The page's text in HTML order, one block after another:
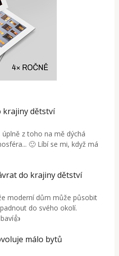
krajiny dětství
z toho na mě dýchá
🙂 Líbí se mi, když má
do krajiny dětství
moderní dům může působit
do svého okolí.
málo bytů